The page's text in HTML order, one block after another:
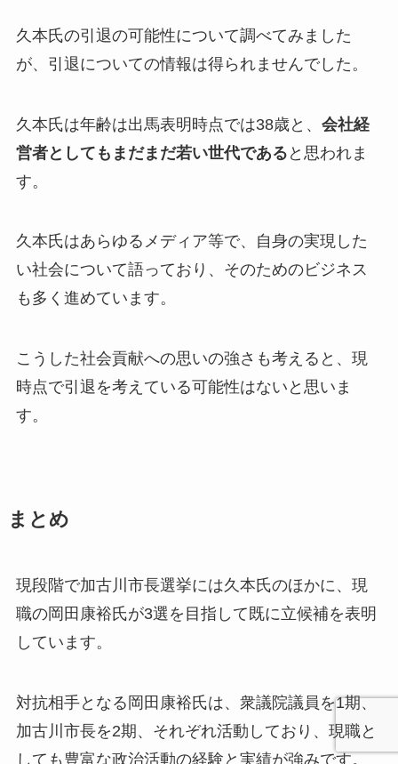
久本氏の引退の可能性について調べてみました
が、 引退についての情報は得られませんでした。
久本氏は年齢は出馬表明時点では38歳と、 会社経
営者としてもまだまだ若い世代である と思われま
す。
久本氏はあらゆるメディア等で、自身の実現した
い社会について語っており、そのためのビジネス
も多く進めています。
こうした社会貢献への思いの強さも考えると、現
時点で引退を考えている可能性はないと思いま
す。
まとめ
現段階で加古川市長選挙には久本氏のほかに、現
職の岡田康裕氏が3選を目指して既に立候補を表明
しています。
対抗相手となる岡田康裕氏は、衆議院議員を1期、
加古川市長を2期、それぞれ活動しており、現職と
しても豊富な政治活動の経験と実績が強みです。